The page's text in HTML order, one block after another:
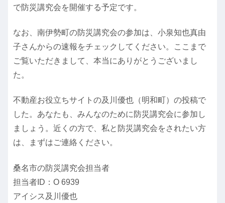
で防災講究会を開催する予定です。
なお、南伊勢町の防災講究会の参加は、小泉知也真由
子さんからの速報をチェックしてください。ここまで
ご覧いただきまして、本当にありがとうございまし
た。
不動産お役立ちサイトの及川優也（明和町）の投稿で
した。あなたも、みんなのために防災講究会に参加し
ましょう。近くの方で、私と防災講究会をされたい方
は、まずはご連絡ください。
桑名市の防災講究会担当者
担当者ID：O 6939
アイシス及川優也